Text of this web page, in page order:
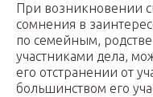
При возникновении
сомнения в
по семейным,
участниками дела,
его отстранении от
большинством его